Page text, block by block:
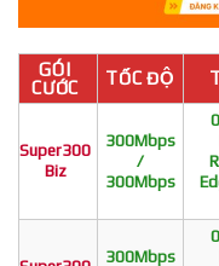
GÓI
CƯỚC
TỐC ĐỘ
Super300
Biz
300Mbps
/
300Mbps
300Mbps